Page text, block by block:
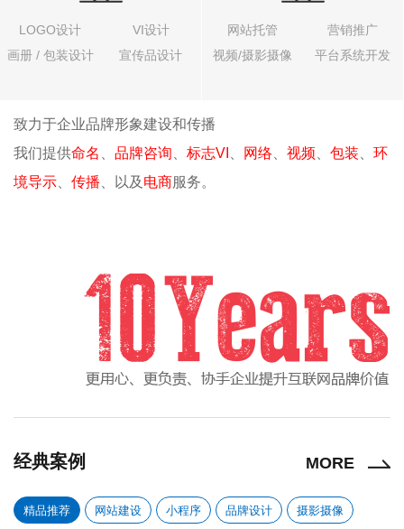
LOGO设计
VI设计
画册 / 包装设计
宣传品设计
网站托管
营销推广
视频/摄影摄像
平台系统开发
致力于企业品牌形象建设和传播
我们提供命名 品牌咨询 标志VI 网络 视频 包装
环
境导示
传播 、以及 电商服务。
MORE
经典案例
精品推荐 网站建设 小程序 品牌设计 摄影摄像